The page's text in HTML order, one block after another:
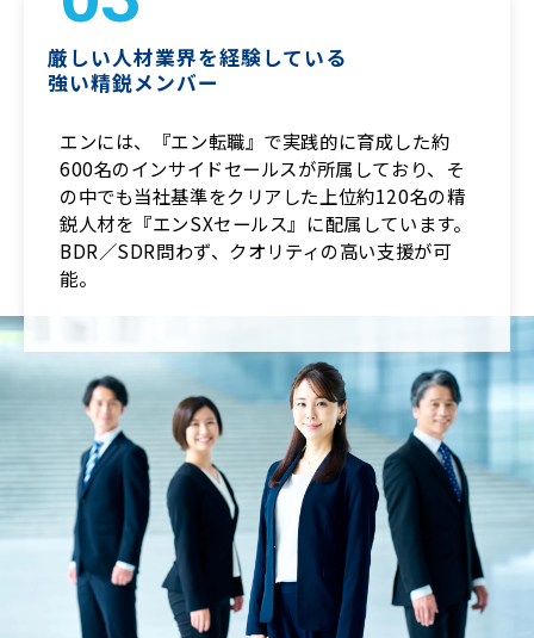
厳しい人材業界を経験している
強い精鋭メンバー
エンには、『エン転職』で実践的に育成した約
600名のインサイドセールスが所属しており、そ
の中でも当社基準をクリアした上位約120名の精
鋭人材を『エンSXセールス』に配属しています。
BDR／SDR問わず、クオリティの高い支援が可
能。